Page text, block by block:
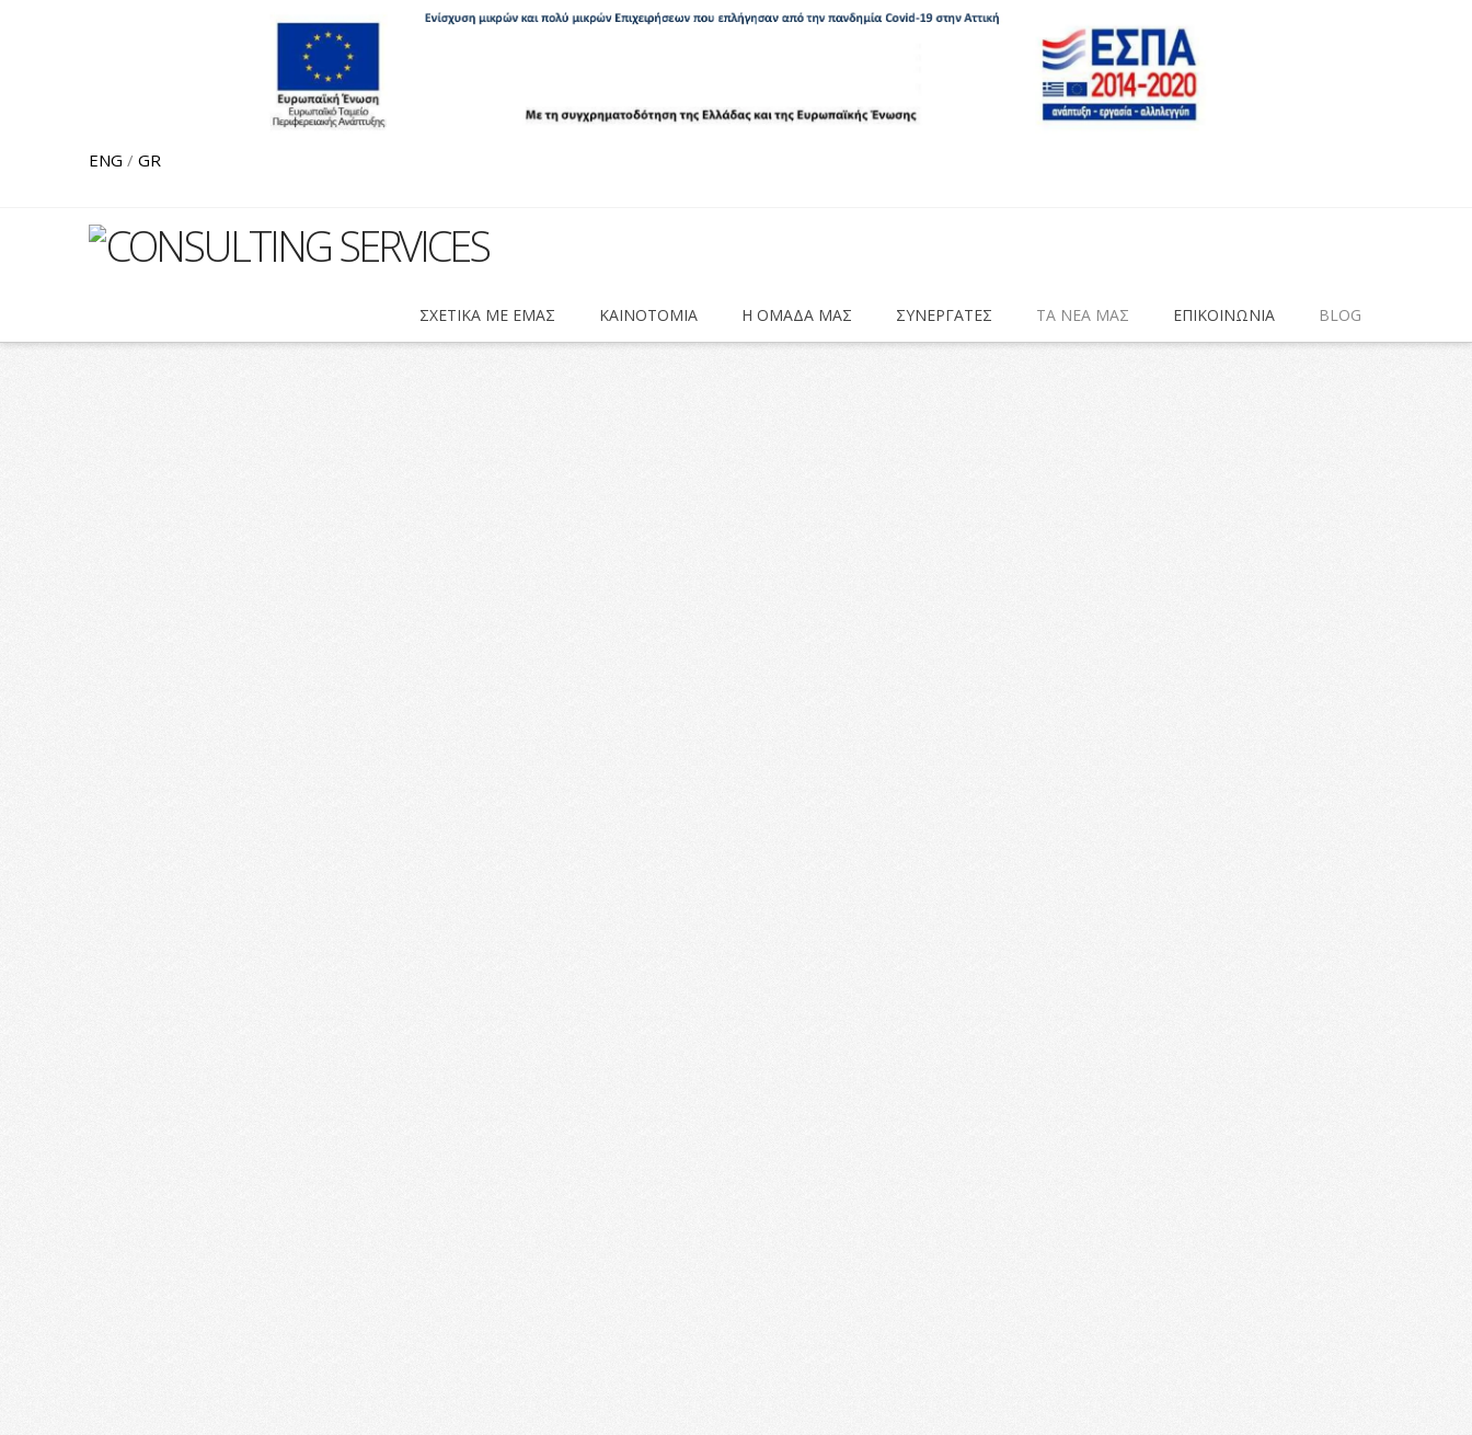
ENG / GR
CLC
Hippocampus
ΣΧΕΤΙΚΑ ΜΕ ΕΜΑΣ ΚΑΙΝΟΤΟΜΙΑ Η ΟΜΑΔΑ ΜΑΣ ΣΥΝΕΡΓΑΤΕΣ ΤΑ ΝΕΑ ΜΑΣ ΕΠΙΚΟΙΝΩΝΙΑ BLOG